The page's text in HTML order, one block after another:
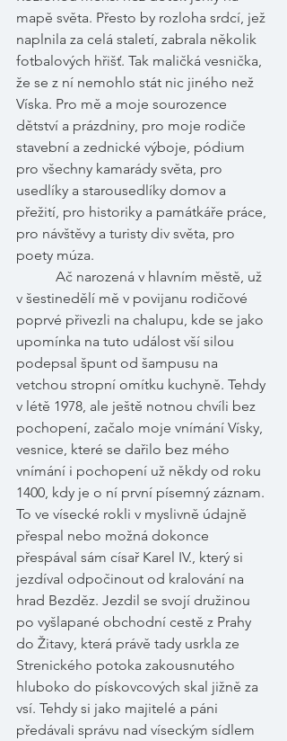
mapě světa. Přesto by rozloha srdcí, jež
naplnila za celá staletí, zabrala několik
fotbalových hřišť. Tak maličká vesnička,
že se z ní nemohlo stát nic jiného než
Víska. Pro mě a moje sourozence
dětství a prázdniny, pro moje rodiče
stavební a zednické výboje, pódium
pro všechny kamarády světa, pro
usedlíky a starousedlíky domov a
přežití, pro historiky a památkáře práce,
pro návštěvy a turisty div světa, pro
poety múza.
v šestinedělí mě v povijanu rodičové
poprvé přivezli na chalupu, kde se jako
upomínka na tuto událost vší silou
podepsal špunt od šampusu na
vetchou stropní omítku kuchyně. Tehdy
v létě 1978, ale ještě notnou chvíli bez
pochopení, začalo moje vnímání Vísky,
vesnice, které se dařilo bez mého
vnímání i pochopení už někdy od roku
1400, kdy je o ní první písemný záznam.
To ve vísecké rokli v myslivně údajně
přespal nebo možná dokonce
přespával sám císař Karel IV., který si
jezdíval odpočinout od kralování na
hrad Bezděz. Jezdil se svojí družinou
po vyšlapané obchodní cestě z Prahy
do Žitavy, která právě tady usrkla ze
Strenického potoka zakousnutého
hluboko do pískovcových skal jižně za
vsí. Tehdy si jako majitelé a páni
předávali správu nad víseckým sídlem